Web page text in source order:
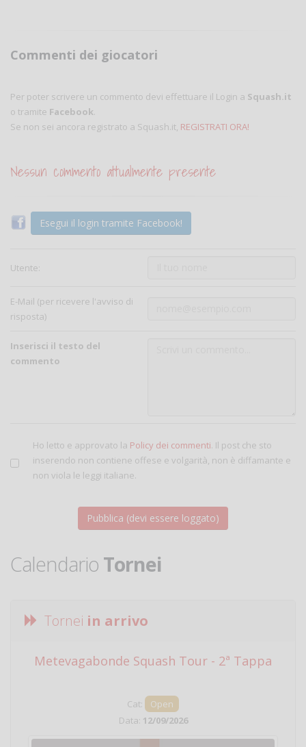
Commenti dei giocatori
Per poter scrivere un commento devi effettuare il Login a Squash.it
o tramite Facebook
Se non sei ancora registrato a Squash.it, REGISTRATI ORA!
Nessun commento attualmente presente
Esegui il login tramite Facebook!
Utente:
E-Mail (per ricevere l'avviso di
risposta)
Inserisci il testo del
commento
Ho letto e approvato la Policy dei commenti . Il post che sto
inserendo non contiene offese e volgarità, non è diffamante e
non viola le leggi italiane.
Calendario Tornei
Tornei in arrivo
Metevagabonde Squash Tour - 2ª Tappa
Cat:
Open
Data: 12/09/2026